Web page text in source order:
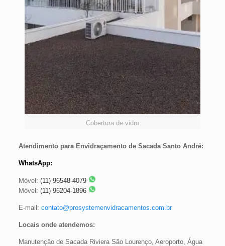
Cobertura de vidro
Atendimento para Envidraçamento de Sacada Santo André:
WhatsApp:
Móvel: (11) 96548-4079
Móvel: (11) 96204-1896
E-mail: contato@prosystemenvidracamentos.com.br
Locais onde atendemos:
Manutenção de Sacada Riviera São Lourenço, Aeroporto, Água